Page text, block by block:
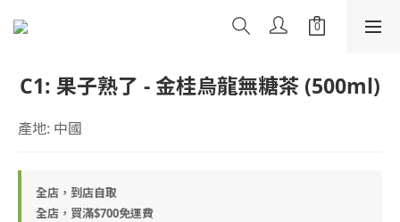
C1: 果子熟了 - 金桂烏龍無糖茶 (500ml)
產地: 中國
全店，到店自取
全店，買滿$700免運費